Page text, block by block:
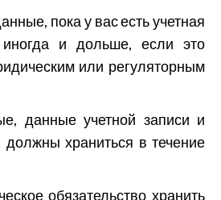
пока у вас есть учетная
и дольше, если это
или регуляторным
данные учетной записи и
должны храниться в течение
обязательство хранить